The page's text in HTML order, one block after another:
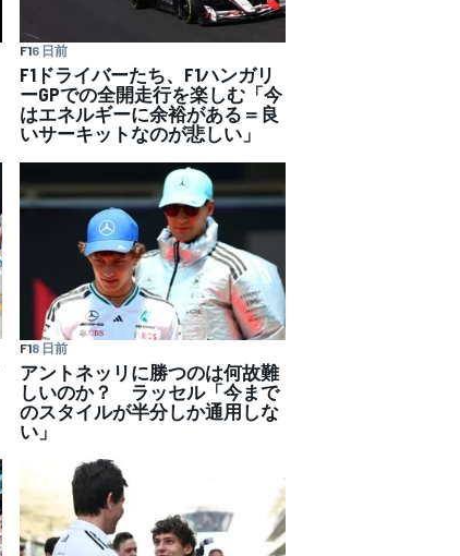
F16 日前
F1ドライバーたち、F1ハンガリ
ーGPでの全開走行を楽しむ「今
はエネルギーに余裕がある＝良
いサーキットなのが悲しい」
F18 日前
アントネッリに勝つのは何故難
しいのか？ ラッセル「今まで
のスタイルが半分しか通用しな
い」